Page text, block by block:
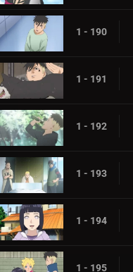
1 - 190
1 - 191
1 - 192
1 - 193
1 - 194
1 - 195